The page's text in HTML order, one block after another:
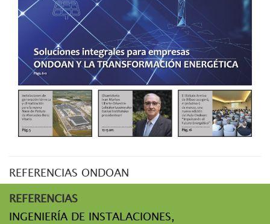
REFERENCIAS ONDOAN
REFERENCIAS
INGENIERÍA DE INSTALACIONES,